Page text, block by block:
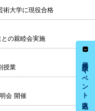
術大学に現役合格
との親睦会実施
授業
会 開催
資料請求・イベント申込み